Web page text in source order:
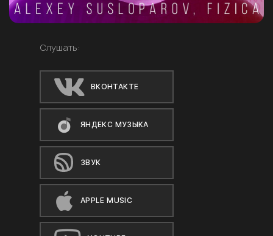
Слушать:
ВКОНТАКТЕ
ЯНДЕКС МУЗЫКА
ЗВУК
APPLE MUSIC